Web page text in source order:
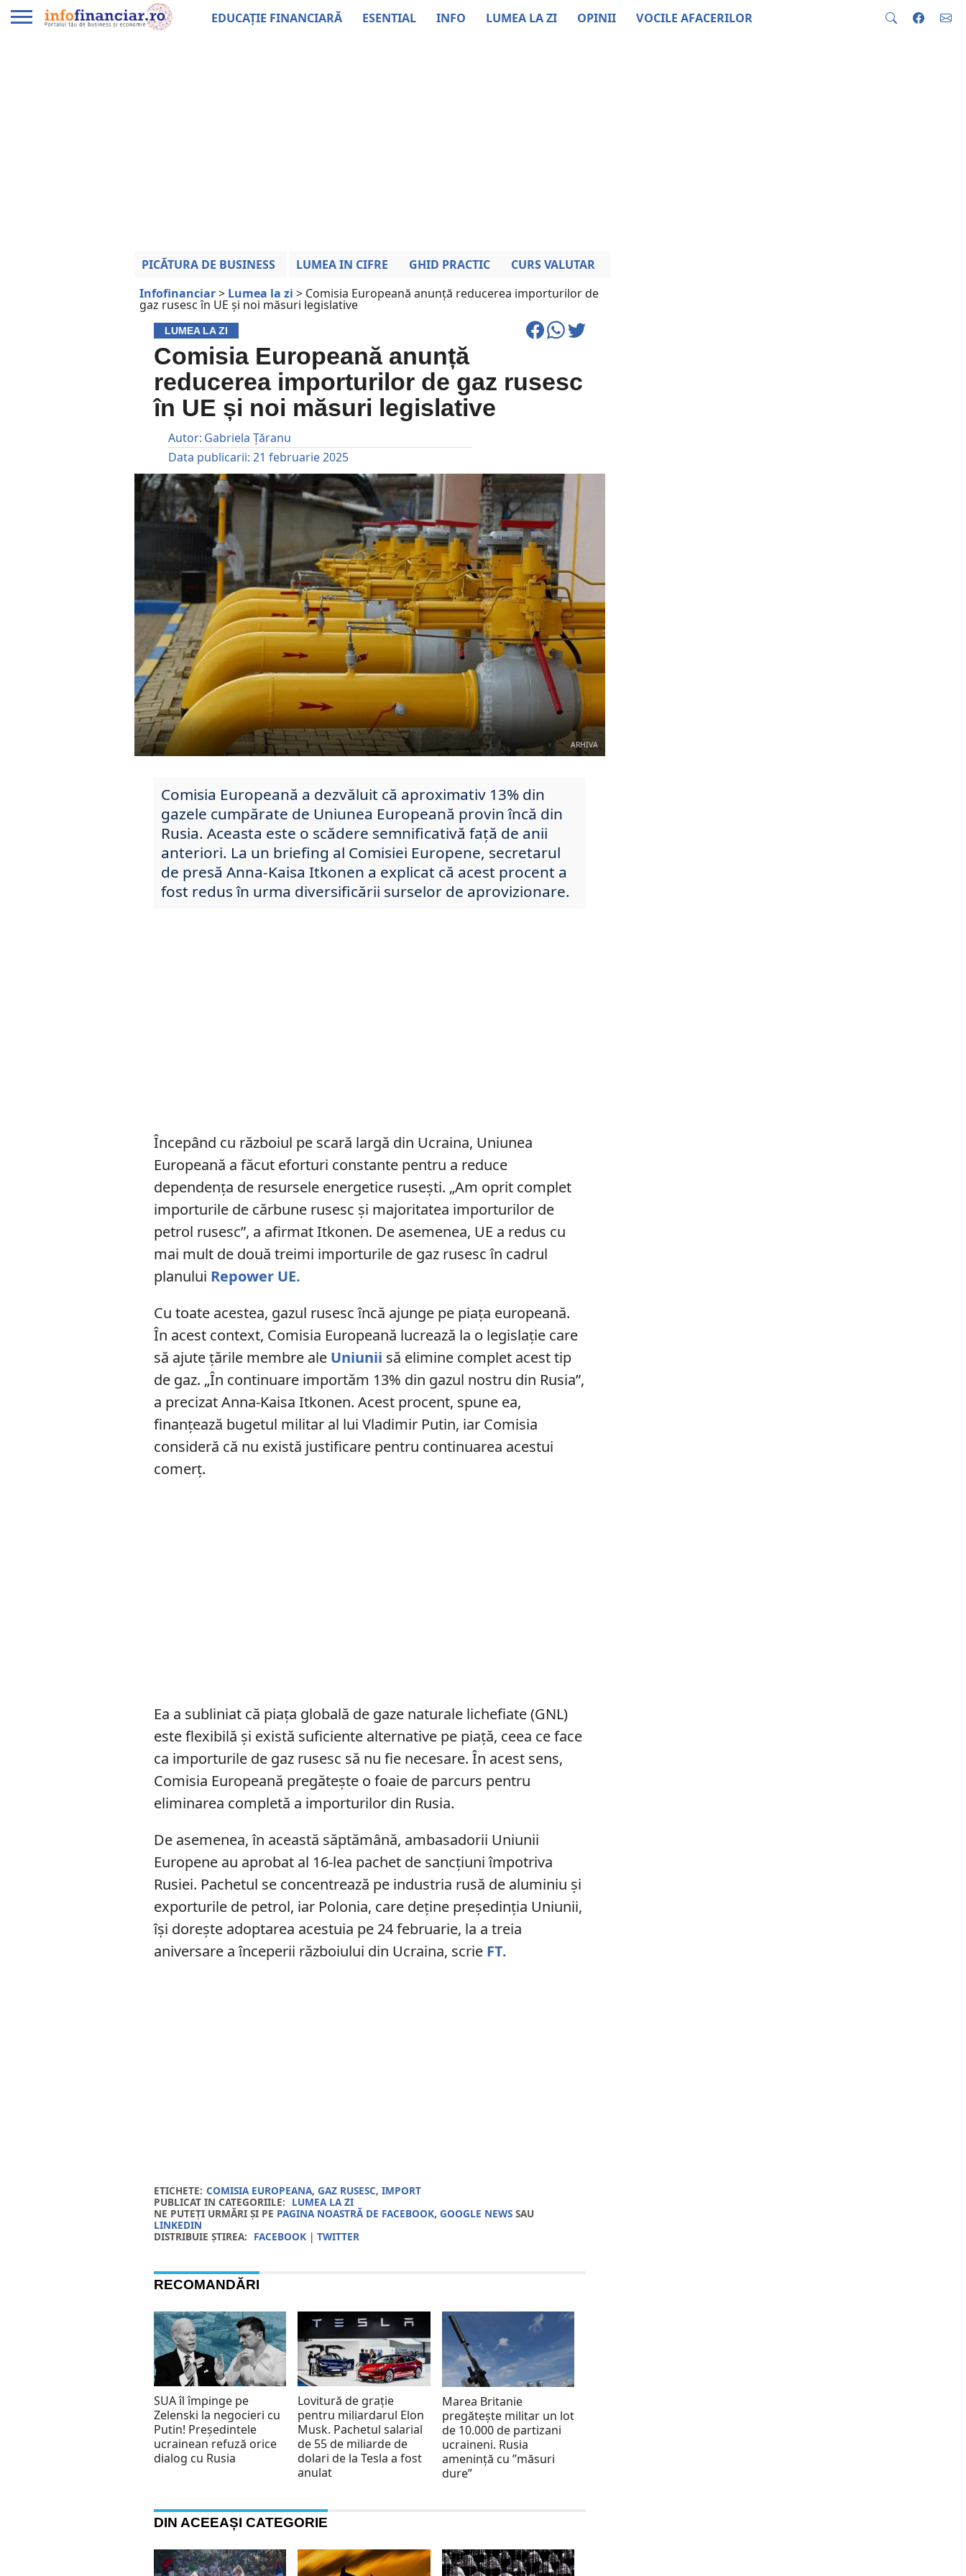
EDUCAȚIE FINANCIARĂ ESENTIAL INFO LUMEA LA ZI OPINII VOCILE AFACERILOR
PICĂTURA DE BUSINESS LUMEA IN CIFRE GHID PRACTIC
CURS VALUTAR
Infofinanciar> Lumea la zi > Comisia Europeană anunță reducerea importurilor de
gaz rusesc în UE și noi măsuri legislative
LUMEA LA ZI
Comisia Europeană anunță
reducerea importurilor de gaz rusesc
în UE și noi măsuri legislative
Autor: Gabriela Țăranu
Data publicarii: 21 februarie 2025
ARHIVA
Comisia Europeană a dezvăluit că aproximativ 13% din
gazele cumpărate de Uniunea Europeană provin încă din
Rusia. Aceasta este o scădere semnificativă față de anii
anteriori. La un briefing al Comisiei Europene, secretarul
de presă Anna-Kaisa Itkonen a explicat că acest procent a
fost redus în urma diversificării surselor de aprovizionare.
Începând cu războiul pe scară largă din Ucraina, Uniunea
Europeană a făcut eforturi constante pentru a reduce
dependența de resursele energetice rusești. „Am oprit complet
importurile de cărbune rusesc și majoritatea importurilor de
petrol rusesc”, a afirmat Itkonen. De asemenea, UE a redus cu
mai mult de două treimi importurile de gaz rusesc în cadrul
planului Repower UE.
Cu toate acestea, gazul rusesc încă ajunge pe piața europeană.
În acest context, Comisia Europeană lucrează la o legislație care
să ajute țările membre ale Uniunii să elimine complet acest tip
de gaz. „În continuare importăm 13% din gazul nostru din Rusia”,
a precizat Anna-Kaisa Itkonen. Acest procent, spune ea,
finanțează bugetul militar al lui Vladimir Putin, iar Comisia
consideră că nu există justificare pentru continuarea acestui
comerț.
Ea a subliniat că piața globală de gaze naturale lichefiate (GNL)
este flexibilă și există suficiente alternative pe piață, ceea ce face
ca importurile de gaz rusesc să nu fie necesare. În acest sens,
Comisia Europeană pregătește o foaie de parcurs pentru
eliminarea completă a importurilor din Rusia.
De asemenea, în această săptămână, ambasadorii Uniunii
Europene au aprobat al 16-lea pachet de sancțiuni împotriva
Rusiei. Pachetul se concentrează pe industria rusă de aluminiu și
exporturile de petrol, iar Polonia, care deține președinția Uniunii,
își dorește adoptarea acestuia pe 24 februarie, la a treia
aniversare a începerii războiului din Ucraina, scrie FT.
ETICHETE: COMISIA EUROPEANA,GAZ RUSESC,IMPORT
PUBLICAT IN CATEGORIILE: LUMEA LA ZI
NE PUTEȚI URMĂRI ȘI PE PAGINA NOASTRĂ DE FACEBOOK,GOOGLE NEWS SAU
LINKEDIN
DISTRIBUIE ȘTIREA: FACEBOOK |TWITTER
RECOMANDĂRI
SUA îl împinge pe
Zelenski la negocieri cu
Putin! Președintele
ucrainean refuză orice
dialog cu Rusia
Lovitură de grație
pentru miliardarul Elon
Musk. Pachetul salarial
de 55 de miliarde de
dolari de la Tesla a fost
anulat
Marea Britanie
pregătește militar un lot
de 10.000 de partizani
ucraineni. Rusia
amenință cu ”măsuri
dure”
DIN ACEEAȘI CATEGORIE